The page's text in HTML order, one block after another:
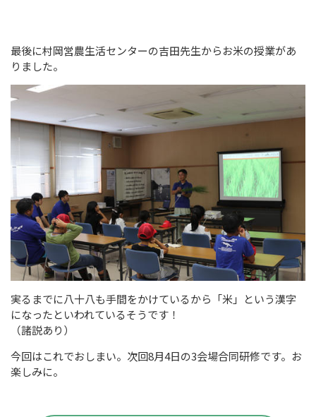
最後に村岡営農生活センターの吉田先生からお米の授業があ
りました。
実るまでに八十八も手間をかけているから「米」という漢字
になったといわれているそうです！
（諸説あり）
今回はこれでおしまい。次回8月4日の3会場合同研修です。お
楽しみに。